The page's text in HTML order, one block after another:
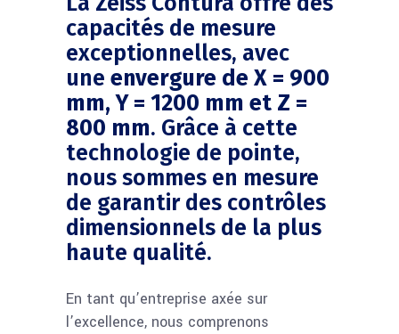
capacités de mesure
exceptionnelles, avec
une envergure de X = 900
mm, Y = 1200 mm et Z =
800 mm. Grâce à cette
technologie de pointe,
nous sommes en mesure
de garantir des contrôles
dimensionnels de la plus
haute qualité.
En tant qu’entreprise axée sur
l’excellence, nous comprenons